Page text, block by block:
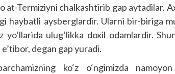
at-Termiziyni chalkashtirib gap aytadilar.
haybatli aysberglardir. Ularni bir-biriga
yo‘llarida ulug‘likka doxil odamlardir.
degan gap yuradi.
ko‘z o‘ngimizda